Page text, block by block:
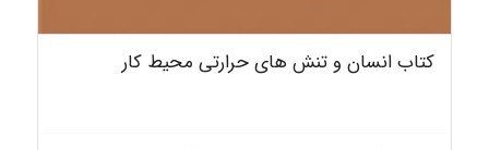
4.00
کتاب انسان و تنش های حرارتی محیط کار